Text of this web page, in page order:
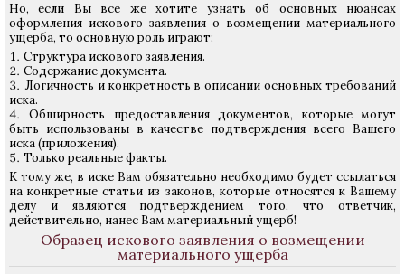
Но, если Вы все же хотите узнать об основных нюансах
оформления искового заявления о возмещении материального
ущерба, то основную роль играют:
Структура искового заявления.
Содержание документа.
Логичность и конкретность в описании основных требований
иска.
Обширность предоставления документов, которые могут
быть использованы в качестве подтверждения всего Вашего
иска (приложения).
Только реальные факты.
К тому же, в иске Вам обязательно необходимо будет ссылаться
на конкретные статьи из законов, которые относятся к Вашему
делу и являются подтверждением того, что ответчик,
действительно, нанес Вам материальный ущерб!
Образец искового заявления о возмещении
материального ущерба